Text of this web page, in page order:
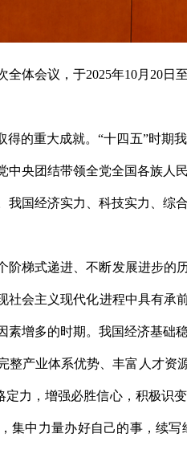
体会议，于2025年10月20
得的重大成就。“十四五”时
中央团结带领全党全国各族
我国经济实力、科技实力、
阶梯式递进、不断发展进步的
社会主义现代化进程中具有
素增多的时期。我国经济基
产业体系优势、丰富人才资
定力，增强必胜信心，积极
集中力量办好自己的事，续